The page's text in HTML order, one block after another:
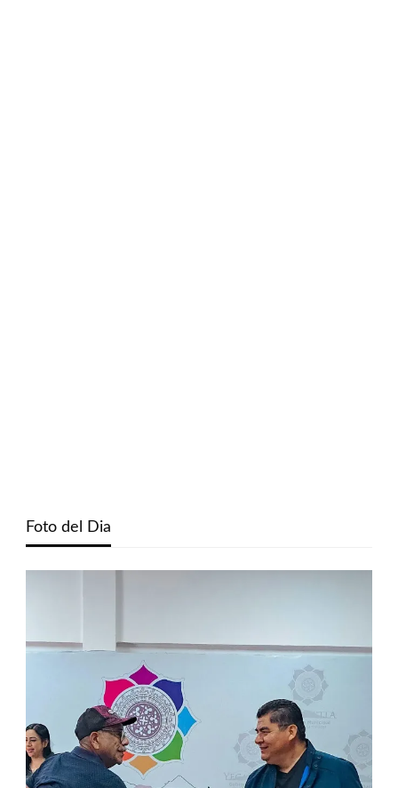
Foto del Dia